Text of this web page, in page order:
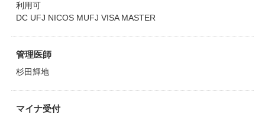
利用可
DC UFJ NICOS MUFJ VISA MASTER
管理医師
杉田輝地
マイナ受付